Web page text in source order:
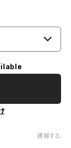
通報する